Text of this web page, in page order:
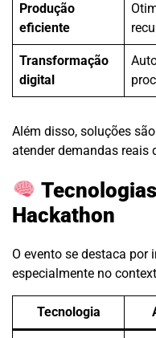
Produção
eficiente
Transformação
digital
Além disso, soluções são
atender demandas reais
Hackathon
O evento se destaca por
especialmente no
Tecnologia